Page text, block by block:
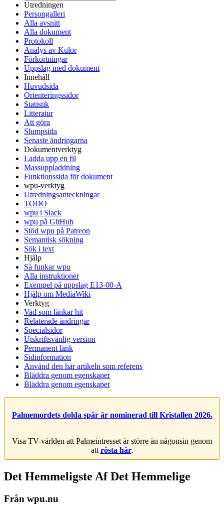
Utredningen
Persongalleri
Alla avsnitt
Alla dokument
Protokoll
Analys av Kulor
Förkortningar
Uppslag med dokument
Innehåll
Huvudsida
Orienteringssidor
Statistik
Litteratur
Att göra
Slumpsida
Senaste ändringarna
Dokumentverktyg
Ladda upp en fil
Massuppladdning
Funktionssida för dokument
wpu-verktyg
Utredningsanteckningar
TODO
wpu i Slack
wpu på GitHub
Stöd wpu på Patreon
Semantisk sökning
Sök i text
Hjälp
Så funkar wpu
Alla instruktioner
Exempel på uppslag E13-00-A
Hjälp om MediaWiki
Verktyg
Vad som länkar hit
Relaterade ändringar
Specialsidor
Utskriftsvänlig version
Permanent länk
Sidinformation
Använd den här artikeln som referens
Bläddra genom egenskaper
Bläddra genom egenskaper
Palmemordets dolda spår är nominerad till Kristallen 2026.
Visa TV-världen att Palmeintresset är större än någonsin genom
att rösta här.
Det Hemmeligste Af Det Hemmelige
Från wpu.nu